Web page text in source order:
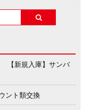
【新規入庫】サンバ
ント類交換